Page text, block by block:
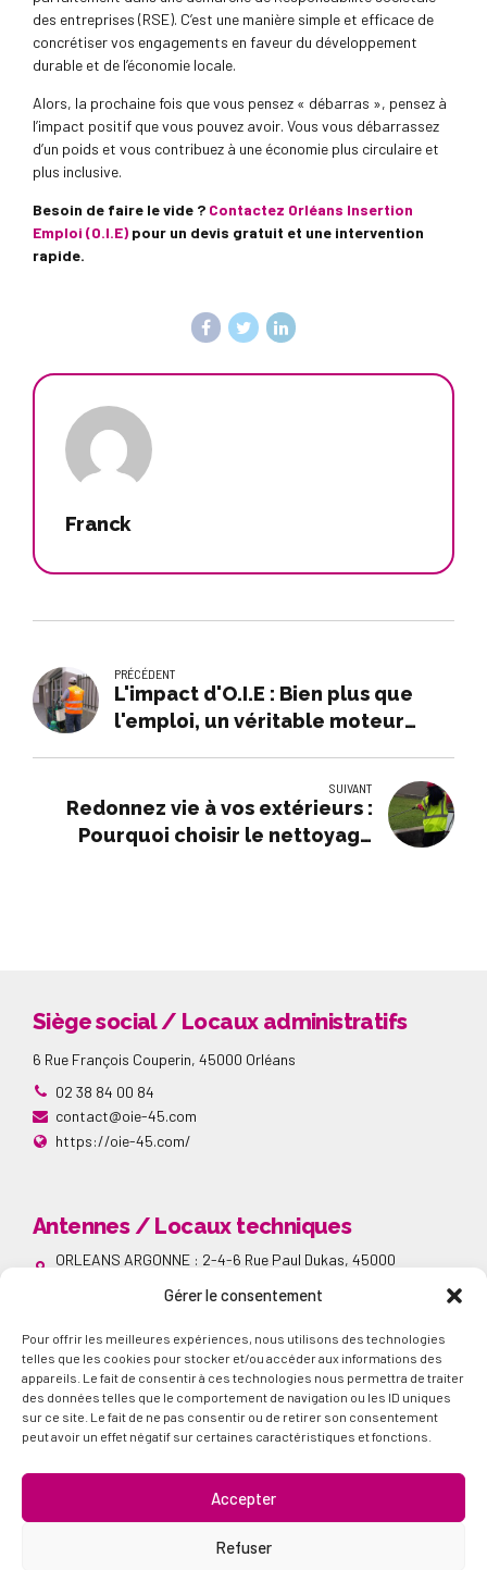
Gérer le consentement
Pour offrir les meilleures expériences, nous utilisons des technologies
telles que les cookies pour stocker et/ou accéder aux informations des
appareils. Le fait de consentir à ces technologies nous permettra de traiter
des données telles que le comportement de navigation ou les ID uniques
sur ce site. Le fait de ne pas consentir ou de retirer son consentement
peut avoir un effet négatif sur certaines caractéristiques et fonctions.
Accepter
Refuser
des entreprises (RSE). C’est une manière simple et efficace de
concrétiser vos engagements en faveur du développement
durable et de l’économie locale.
Alors, la prochaine fois que vous pensez « débarras », pensez à
l’impact positif que vous pouvez avoir. Vous vous débarrassez
d’un poids et vous contribuez à une économie plus circulaire et
plus inclusive.
Besoin de faire le vide ? Contactez Orléans Insertion
Emploi (O.I.E) pour un devis gratuit et une intervention
rapide.
Franck
PRÉCÉDENT
L'impact d'O.I.E : Bien plus que
l'emploi, un véritable moteur
SUIVANT
Redonnez vie à vos extérieurs :
Pourquoi choisir le nettoyage
Siège social / Locaux administratifs
6 Rue François Couperin, 45000 Orléans
02 38 84 00 84
contact@oie-45.com
https://oie-45.com/
Antennes / Locaux techniques
ORLEANS ARGONNE : 2-4-6 Rue Paul Dukas, 45000
SAINT JEAN DE BRAYE : 7-42 Avenue André Marie Ampère,
ORLEANS LA SOURCE : 24-26 Avenue de la Bolière, 45000
Orléans
Réseaux sociaux
Suivez nous sur nos différents réseaux sociaux